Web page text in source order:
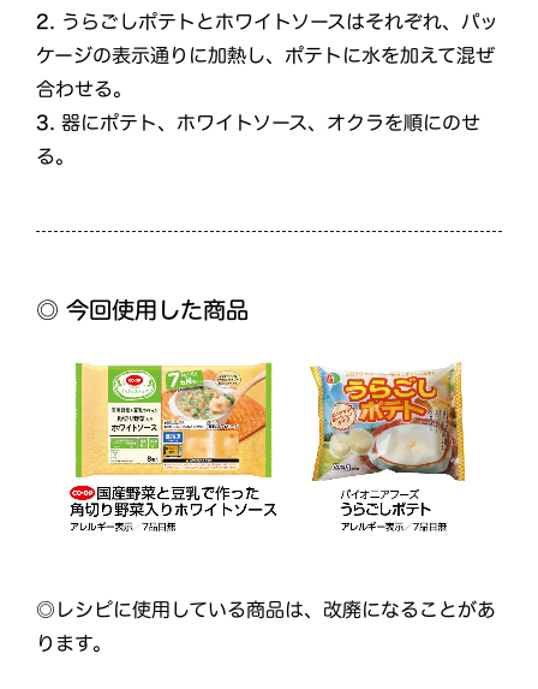
2. うらごしポテトとホワイトソースはそれぞれ、パッ
ケージの表示通りに加熱し、ポテトに水を加えて混ぜ
合わせる。
3. 器にポテト、ホワイトソース、オクラを順にのせ
る。
◎ 今回使用した商品
◎レシピに使用している商品は、改廃になることがあ
ります。